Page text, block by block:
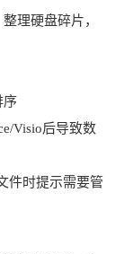
理硬盘碎片，
序
Visio后导致数
件时提示需要管